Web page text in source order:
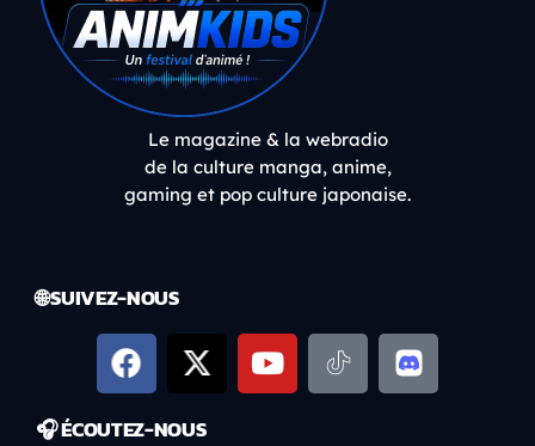
Le magazine & la webradio
de la culture manga, anime,
gaming et pop culture japonaise.
🌐 SUIVEZ-NOUS
🎧 ÉCOUTEZ-NOUS